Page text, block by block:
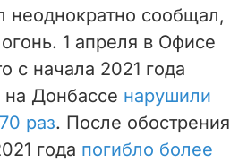
сообщал,
1 апреля в Офисе
с начала 2021 года
на Донбассе нарушили
раз. После обострения
года погибло более